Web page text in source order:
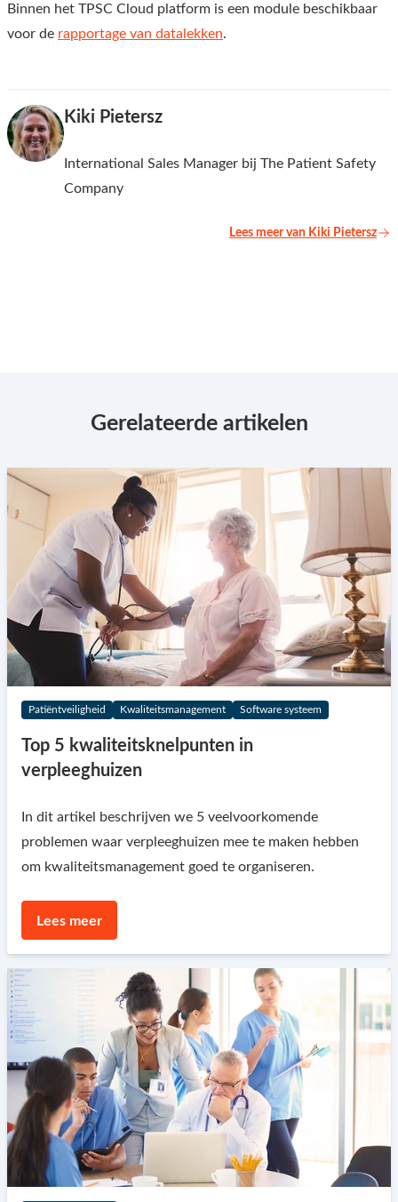
Binnen het TPSC Cloud platform is een module beschikbaar
voor de rapportage van datalekken.
Kiki Pietersz
International Sales Manager bij The Patient Safety
Company
Lees meer van Kiki Pietersz
Gerelateerde artikelen
Patiëntveiligheid Kwaliteitsmanagement Software systeem
Top 5 kwaliteitsknelpunten in
verpleeghuizen
In dit artikel beschrijven we 5 veelvoorkomende
problemen waar verpleeghuizen mee te maken hebben
om kwaliteitsmanagement goed te organiseren.
Lees meer